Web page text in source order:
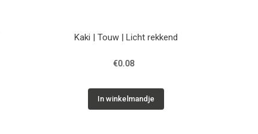
Kaki | Touw | Licht rekkend
€0.08
In winkelmandje